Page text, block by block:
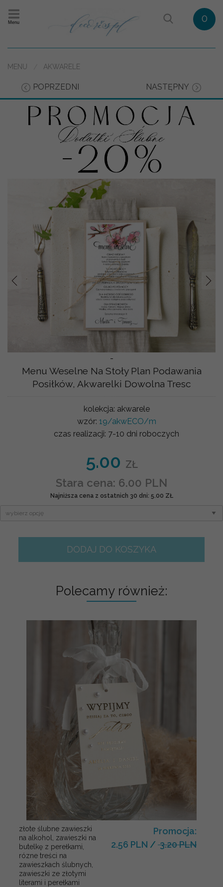
Menu 0
MENU AKWARELE
POPRZEDNI NASTĘPNY
-
Prev
Menu Weselne Na Stoły Plan Podawania
Posiłków, Akwarelki Dowolna Tresc
kolekcja: akwarele
wzór: 19/akwECO/m
czas realizacji: 7-10 dni roboczych
5.00 ZŁ
Stara cena: 6.00 PLN
Najniższa cena z ostatnich 30 dni: 5.00 ZŁ
DODAJ DO KOSZYKA
Polecamy również:
złote ślubne zawieszki
na alkohol, zawieszki na
butelkę z perełkami,
rózne treści na
zawieszkach ślubnych,
zawieszki ze złotymi
literami i perełkami
Promocja:
2.56 PLN / 3.20 PLN